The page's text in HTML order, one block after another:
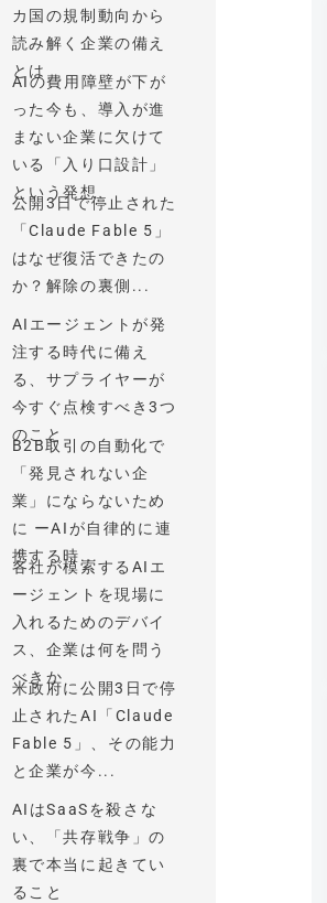
カ国の規制動向から
読み解く企業の備え
とは
AIの費用障壁が下が
った今も、導入が進
まない企業に欠けて
いる「入り口設計」
という発想
公開3日で停止された
「Claude Fable 5」
はなぜ復活できたの
か？解除の裏側...
AIエージェントが発
注する時代に備え
る、サプライヤーが
今すぐ点検すべき3つ
のこと
B2B取引の自動化で
「発見されない企
業」にならないため
に ーAIが自律的に連
携する時...
各社が模索するAIエ
ージェントを現場に
入れるためのデバイ
ス、企業は何を問う
べきか
米政府に公開3日で停
止されたAI「Claude
Fable 5」、その能力
と企業が今...
AIはSaaSを殺さな
い、「共存戦争」の
裏で本当に起きてい
ること